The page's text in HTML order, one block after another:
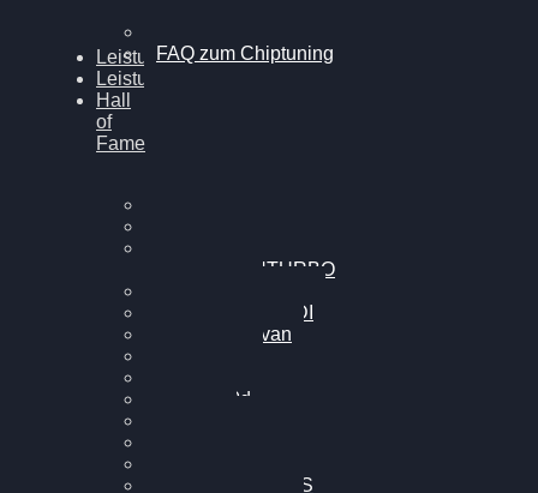
FAQ zum Chiptuning
Leistungsmessung
Leistungsprüfstand
Hall
of
Fame
MK3 V6 TWINTURBO
VW Passat 2.0TDI
VW T6 Multivan
BMW 120d
VW Passat 110PS